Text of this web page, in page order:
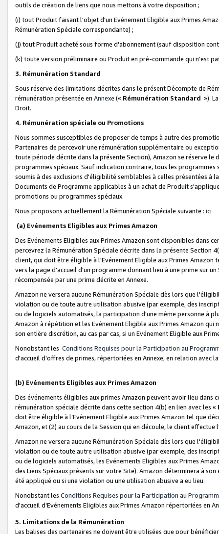
outils de création de liens que nous mettons à votre disposition ;
(i) tout Produit faisant l'objet d'un Evénement Eligible aux Primes
Rémunération Spéciale correspondante) ;
(j) tout Produit acheté sous forme d'abonnement (sauf disposition
(k) toute version préliminaire ou Produit en pré-commande qui n’est
3. Rémunération Standard
Sous réserve des limitations décrites dans le présent Décompte de
rémunération présentée en Annexe (« Rémunération Standard »).
Droit.
4. Rémunération spéciale ou Promotions
Nous sommes susceptibles de proposer de temps à autre des
Partenaires de percevoir une rémunération supplémentaire ou
toute période décrite dans la présente Section), Amazon se réserve
programmes spéciaux. Sauf indication contraire, tous les
soumis à des exclusions d'éligibilité semblables à celles présentées à
Documents de Programme applicables à un achat de Produit
promotions ou programmes spéciaux.
Nous proposons actuellement la Rémunération Spéciale suivante : ici
(a) Evénements Eligibles aux Primes Amazon
Des Evénements Eligibles aux Primes Amazon sont disponibles dans
percevrez la Rémunération Spéciale décrite dans la présente Section
client, qui doit être éligible à l'Evénement Eligible aux Primes Amazon
vers la page d'accueil d'un programme donnant lieu à une prime sur
récompensée par une prime décrite en Annexe.
Amazon ne versera aucune Rémunération Spéciale dès lors que
violation ou de toute autre utilisation abusive (par exemple, des
ou de logiciels automatisés, la participation d'une même personne à
Amazon à répétition et les Evénement Eligible aux Primes Amazon qui
son entière discrétion, au cas par cas, si un Evénement Eligible aux
Nonobstant les Conditions Requises pour la Participation au
d'accueil d'offres de primes, répertoriées en Annexe, en relation avec
(b) Evénements Eligibles aux Primes Amazon
Des événements éligibles aux primes Amazon peuvent avoir lieu dans
rémunération spéciale décrite dans cette section 4(b) en lien avec les «
doit être éligible à l’Evénement Eligible aux Primes Amazon tel que
Amazon, et (2) au cours de la Session qui en découle, le client
Amazon ne versera aucune Rémunération Spéciale dès lors que
violation ou de toute autre utilisation abusive (par exemple, des
ou de logiciels automatisés, les Evénements Eligibles aux Primes
des Liens Spéciaux présents sur votre Site). Amazon déterminera à
été appliqué ou si une violation ou une utilisation abusive a eu lieu.
Nonobstant les Conditions Requises pour la Participation au
d'accueil d'Evénements Eligibles aux Primes Amazon répertoriées en
5. Limitations de la Rémunération
Les balises des partenaires ne doivent être utilisées que pour